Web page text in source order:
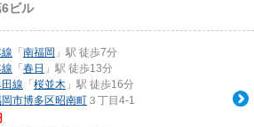
ビル
「 南福岡 」駅 徒歩7分
「 春日 」駅 徒歩13分
線 「 桜並木 」駅 徒歩16分
市博多区昭南町 ３丁目4-1